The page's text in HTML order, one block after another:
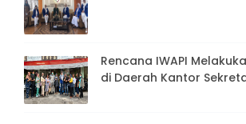
Rencana IWAPI
di Daerah